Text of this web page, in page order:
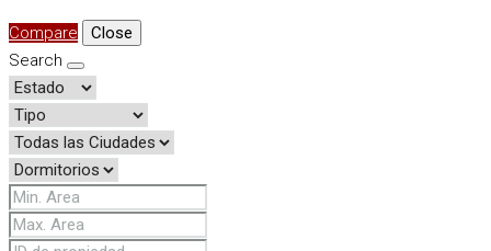
Compare
Close
Search